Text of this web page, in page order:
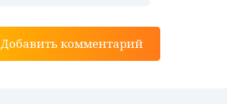
Добавить комментарий